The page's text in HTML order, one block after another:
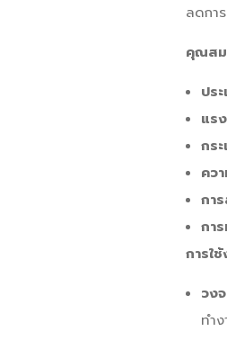
ลดกา
คุณส
ปร
แร
กร
คว
กา
กา
การใ
วง
ทำง